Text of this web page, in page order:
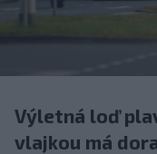
Výletná loď
vlajkou má